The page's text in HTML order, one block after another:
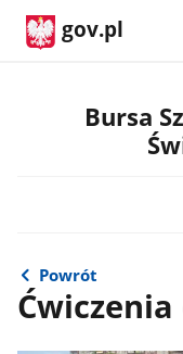
gov.pl
Bursa
Powrót